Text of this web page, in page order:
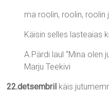
ma roolin, roolin, roolin
Käisin selles lasteaias
A.Pärdi laul “Mina olen
Marju Teekivi
22.detsembril käis